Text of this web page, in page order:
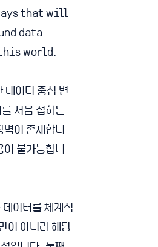
that will
data
world.
데이터 중심 변
처음 접하는
이 존재합니
불가능합니
이터를 체계적
이 아니라 해당